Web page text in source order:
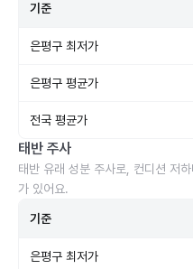
기준
은평구 최저가
은평구 평균가
전국 평균가
태반 주사
태반 유래 성분 주사로, 컨디션 저
가 있어요.
기준
은평구 최저가